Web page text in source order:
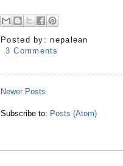
Posted by:nepalean
3 Comments
Newer Posts
Subscribe to: Posts (Atom)